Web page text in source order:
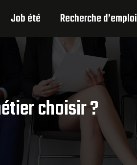
Job été Recherche d’emploi
choisir ?